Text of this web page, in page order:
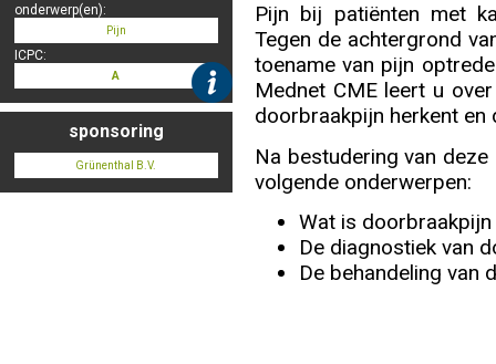
Inloggen
onderwerp(en):
Pijn
ICPC:
A
sponsoring
Grünenthal B.V.
Pijn bij patiënten met
Tegen de achtergrond
toename van pijn
Mednet CME leert u
doorbraakpijn herkent en
Na bestudering van
volgende onderwerpen:
Wat is
De diagnostiek van
De behandeling van